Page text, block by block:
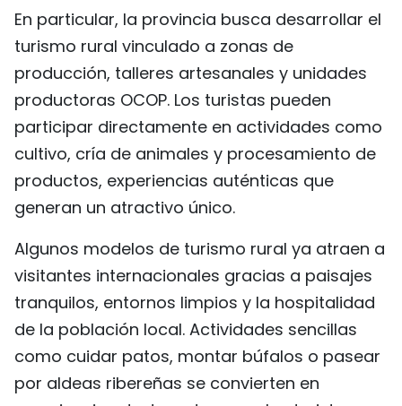
En particular, la provincia busca desarrollar el
turismo rural vinculado a zonas de
producción, talleres artesanales y unidades
productoras OCOP. Los turistas pueden
participar directamente en actividades como
cultivo, cría de animales y procesamiento de
productos, experiencias auténticas que
generan un atractivo único.
Algunos modelos de turismo rural ya atraen a
visitantes internacionales gracias a paisajes
tranquilos, entornos limpios y la hospitalidad
de la población local. Actividades sencillas
como cuidar patos, montar búfalos o pasear
por aldeas ribereñas se convierten en